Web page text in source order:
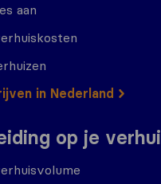
aan
in Nederland
op je